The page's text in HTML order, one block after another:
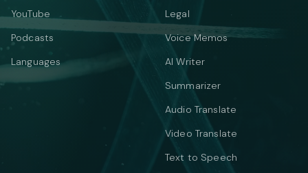
YouTube
Podcasts
Languages
Legal
Voice Memos
AI Writer
Summarizer
Audio Translate
Video Translate
Text to Speech